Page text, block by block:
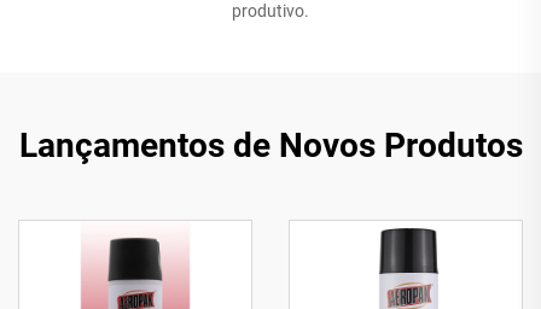
produtivo.
Lançamentos de Novos Produtos